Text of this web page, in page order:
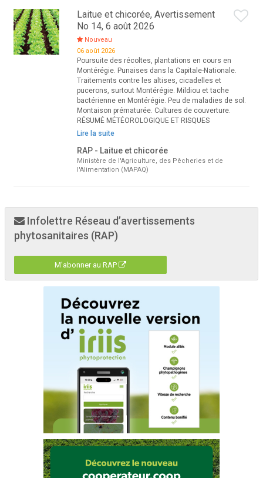
Laitue et chicorée, Avertissement
No 14, 6 août 2026
Nouveau
06 août 2026
Poursuite des récoltes, plantations en cours en
Montérégie. Punaises dans la Capitale-Nationale.
Traitements contre les altises, cicadelles et
pucerons, surtout Montérégie. Mildiou et tache
bactérienne en Montérégie. Peu de maladies de sol.
Montaison prématurée. Cultures de couverture.
RÉSUMÉ MÉTÉOROLOGIQUE ET RISQUES
Lire la suite
RAP - Laitue et chicorée
Ministère de l'Agriculture, des Pêcheries et de
l'Alimentation (MAPAQ)
Infolettre Réseau d’avertissements
phytosanitaires (RAP)
M'abonner au RAP